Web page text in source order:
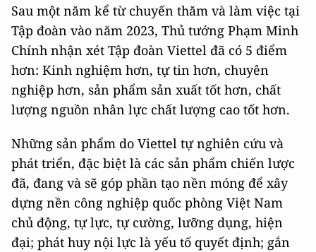
Sau một năm kể từ chuyến thăm và làm việc tại
Tập đoàn vào năm 2023, Thủ tướng Phạm Minh
Chính nhận xét Tập đoàn Viettel đã có 5 điểm
hơn: Kinh nghiệm hơn, tự tin hơn, chuyên
nghiệp hơn, sản phẩm sản xuất tốt hơn, chất
lượng nguồn nhân lực chất lượng cao tốt hơn.
Những sản phẩm do Viettel tự nghiên cứu và
phát triển, đặc biệt là các sản phẩm chiến lược
đã, đang và sẽ góp phần tạo nền móng để xây
dựng nền công nghiệp quốc phòng Việt Nam
chủ động, tự lực, tự cường, lưỡng dụng, hiện
đại; phát huy nội lực là yếu tố quyết định; gắn